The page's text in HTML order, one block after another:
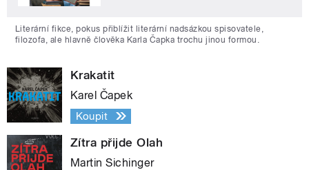
Literární fikce, pokus přiblížit literární nadsázkou spisovatele,
filozofa, ale hlavně člověka Karla Čapka trochu jinou formou.
Krakatit
Karel Čapek
Koupit
Zítra přijde Olah
Martin Sichinger